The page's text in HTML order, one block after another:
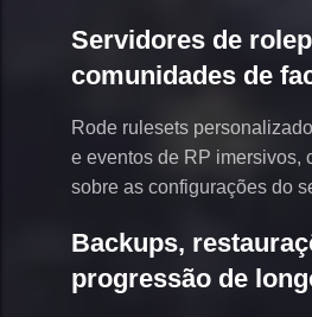
Servidores de
comunidades de
Rode rulesets
e eventos de RP imersivos,
sobre as configurações do
Backups,
progressão de